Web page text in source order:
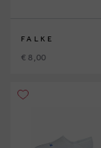
FALKE
€ 8,00